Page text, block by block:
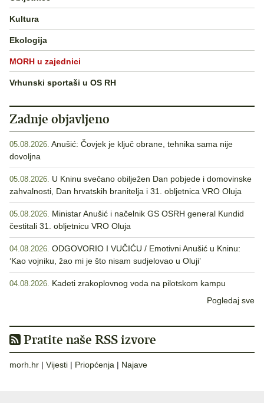
Kultura
Ekologija
MORH u zajednici
Vrhunski sportaši u OS RH
Zadnje objavljeno
05.08.2026. Anušić: Čovjek je ključ obrane, tehnika sama nije
dovoljna
05.08.2026. U Kninu svečano obilježen Dan pobjede i domovinske
zahvalnosti, Dan hrvatskih branitelja i 31. obljetnica VRO Oluja
05.08.2026. Ministar Anušić i načelnik GS OSRH general Kundid
čestitali 31. obljetnicu VRO Oluja
04.08.2026. ODGOVORIO I VUČIĆU / Emotivni Anušić u Kninu:
‘Kao vojniku, žao mi je što nisam sudjelovao u Oluji’
04.08.2026. Kadeti zrakoplovnog voda na pilotskom kampu
Pogledaj sve
Pratite naše RSS izvore
morh.hr | Vijesti | Priopćenja | Najave